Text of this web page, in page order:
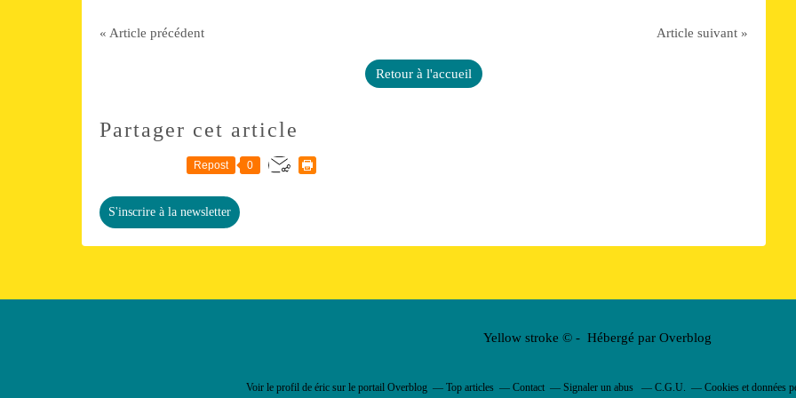
« Article précédent Article suivant »
Retour à l'accueil
Partager cet article
Repost 0
S'inscrire à la newsletter
Yellow stroke © - Hébergé par Overblog
Voir le profil de éricsur le portail Overblog Top articles Contact Signaler un abus C.G.U. Cookies et données